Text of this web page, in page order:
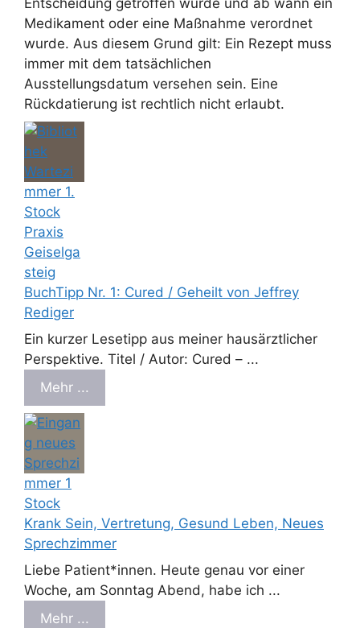
Entscheidung getroffen wurde und ab wann ein
Medikament oder eine Maßnahme verordnet
wurde. Aus diesem Grund gilt: Ein Rezept muss
immer mit dem tatsächlichen
Ausstellungsdatum versehen sein. Eine
Rückdatierung ist rechtlich nicht erlaubt.
BuchTipp Nr. 1: Cured / Geheilt von Jeffrey
Rediger
Ein kurzer Lesetipp aus meiner hausärztlicher
Perspektive. Titel / Autor: Cured – ...
Mehr ...
Krank Sein, Vertretung, Gesund Leben, Neues
Sprechzimmer
Liebe Patient*innen. Heute genau vor einer
Woche, am Sonntag Abend, habe ich ...
Mehr ...